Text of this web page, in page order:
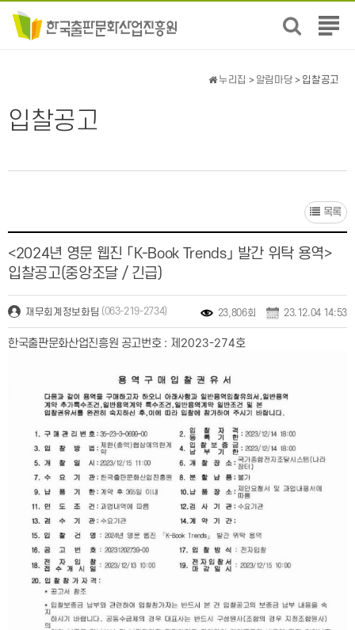
전
뉴
입찰공고
누리집 > 알림마당 > 입찰공고
목록
<2024년 영문 웹진 「K-Book Trends」 발간 위탁 용역>
입찰공고(중앙조달 / 긴급)
재무회계정보화팀 (063-219-2734) 23,806회 23.12.04 14:53
한국출판문화산업진흥원 공고번호 : 제 2023-274호